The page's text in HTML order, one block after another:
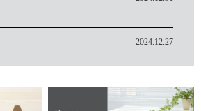
2024.12.27
2024.04.04